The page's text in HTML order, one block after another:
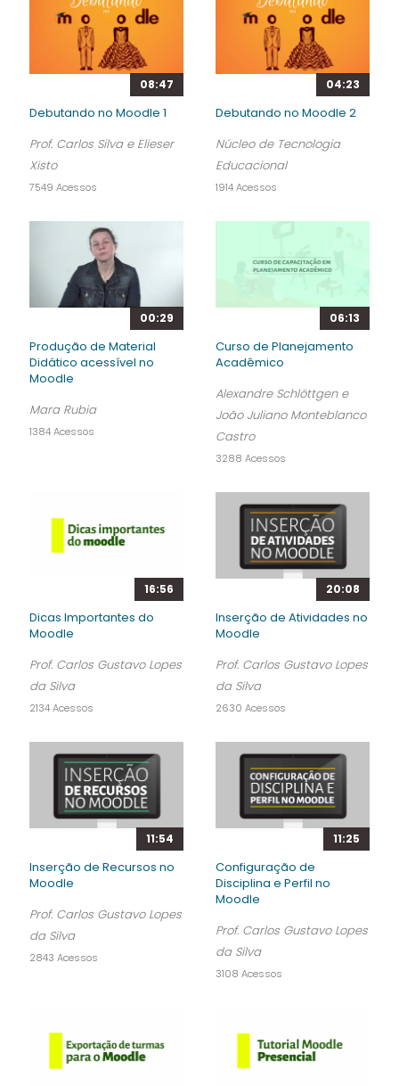
08:47
Debutando no Moodle 1
Prof. Carlos Silva e Elieser
Xisto
7549 Acessos
04:23
Debutando no Moodle 2
Núcleo de Tecnologia
Educacional
1914 Acessos
00:29
Produção de Material
Didático acessível no
Moodle
Mara Rubia
1384 Acessos
06:13
Curso de Planejamento
Acadêmico
Alexandre Schlöttgen e
João Juliano Monteblanco
Castro
3288 Acessos
16:56
Dicas Importantes do
Moodle
Prof. Carlos Gustavo Lopes
da Silva
2134 Acessos
20:08
Inserção de Atividades no
Moodle
Prof. Carlos Gustavo Lopes
da Silva
2630 Acessos
11:54
Inserção de Recursos no
Moodle
Prof. Carlos Gustavo Lopes
da Silva
2843 Acessos
11:25
Configuração de
Disciplina e Perfil no
Moodle
Prof. Carlos Gustavo Lopes
da Silva
3108 Acessos